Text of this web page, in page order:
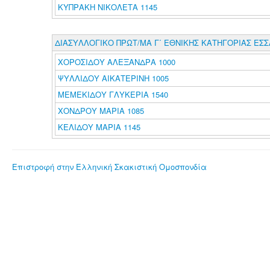
ΚΥΠΡΑΚΗ ΝΙΚΟΛΕΤΑ 1145
ΔΙΑΣΥΛΛΟΓΙΚΟ ΠΡΩΤ/ΜΑ Γ΄ ΕΘΝΙΚΗΣ ΚΑΤΗΓΟΡΙΑΣ
ΧΟΡΟΣΙΔΟΥ ΑΛΕΞΑΝΔΡΑ 1000
ΨΥΛΛΙΔΟΥ ΑΙΚΑΤΕΡΙΝΗ 1005
ΜΕΜΕΚΙΔΟΥ ΓΛΥΚΕΡΙΑ 1540
ΧΟΝΔΡΟΥ ΜΑΡΙΑ 1085
ΚΕΛΙΔΟΥ ΜΑΡΙΑ 1145
Επιστροφή στην Ελληνική Σκακιστική Ομοσπονδία